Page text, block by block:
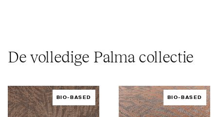
De volledige Palma collectie
BIO-BASED BIO-BASED